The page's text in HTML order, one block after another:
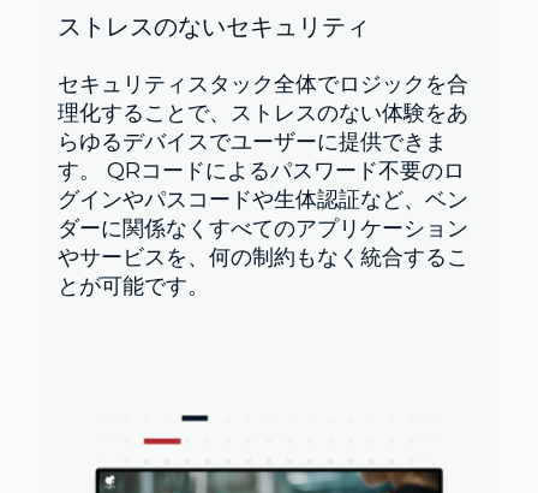
ストレスのないセキュリティ
セキュリティスタック全体でロジックを合
理化することで、ストレスのない体験をあ
らゆるデバイスでユーザーに提供できま
す。 QRコードによるパスワード不要のロ
グインやパスコードや生体認証など、ベン
ダーに関係なくすべてのアプリケーション
やサービスを、何の制約もなく統合するこ
とが可能です。